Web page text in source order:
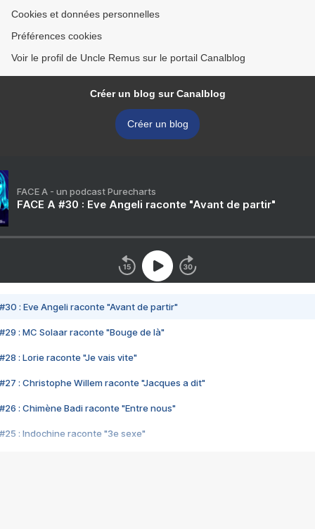
Cookies et données personnelles
Préférences cookies
Voir le profil de Uncle Remus sur le portail Canalblog
Créer un blog sur Canalblog
Créer un blog
FACE A - un podcast Purecharts
FACE A #30 : Eve Angeli raconte "Avant de partir"
#30 : Eve Angeli raconte "Avant de partir"
#29 : MC Solaar raconte "Bouge de là"
#28 : Lorie raconte "Je vais vite"
#27 : Christophe Willem raconte "Jacques a dit"
#26 : Chimène Badi raconte "Entre nous"
#25 : Indochine raconte "3e sexe"